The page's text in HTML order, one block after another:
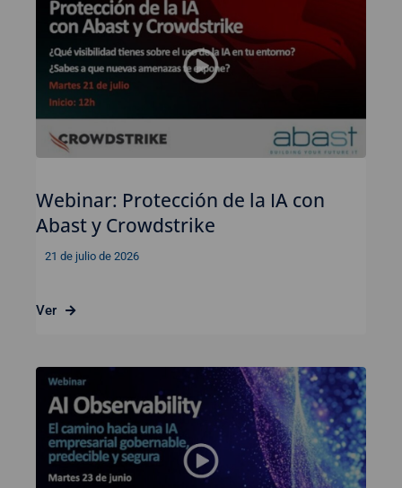
Webinar: Protección de la IA con
Abast y Crowdstrike
21 de julio de 2026
Ver